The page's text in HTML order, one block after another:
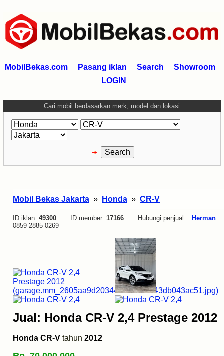
MobilBekas.com Pasang iklan Search
Showroom
LOGIN
Cari mobil berdasarkan merk, model dan lokasi
Mobil Bekas Jakarta » Honda » CR-V
ID iklan: 49300 ID member: 17166 Hubungi penjual:
Herman
0859 2885 0269
Jual: Honda CR-V 2,4 Prestage 2012
Honda CR-V tahun 2012